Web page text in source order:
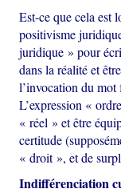
Est-ce que cela est
positivisme
juridique » pour
dans la réalité et
l’invocation du
L’expression «
« réel » et être
certitude
« droit », et de
Indifférenciation